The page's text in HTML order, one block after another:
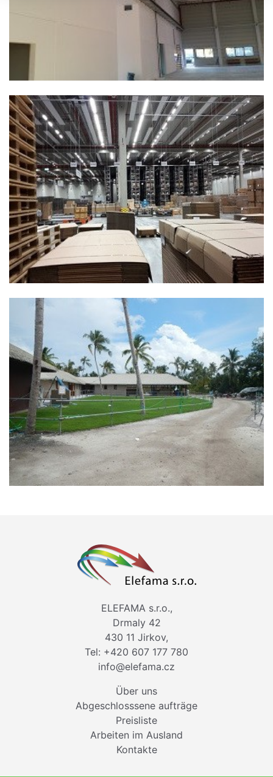
ELEFAMA s.r.o.,
Drmaly 42
430 11 Jirkov,
Tel: +420 607 177 780
info@elefama.cz
Über uns
Abgeschlosssene aufträge
Preisliste
Arbeiten im Ausland
Kontakte